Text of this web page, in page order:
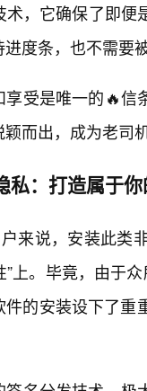
术，它确保了即
度条，也不需要
受是唯一的🔥信
而出，成为老司
私：打造属于
来说，安装此类
”上。毕竟，由于
的安装设下了